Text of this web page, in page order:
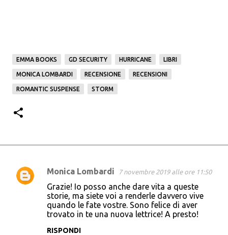
EMMA BOOKS GD SECURITY HURRICANE LIBRI
MONICA LOMBARDI RECENSIONE RECENSIONI
ROMANTIC SUSPENSE STORM
C
Monica Lombardi 7 novembre 2019 alle ore 11:50
Grazie! Io posso anche dare vita a queste
storie, ma siete voi a renderle davvero vive
quando le fate vostre. Sono felice di aver
trovato in te una nuova lettrice! A presto!
RISPONDI